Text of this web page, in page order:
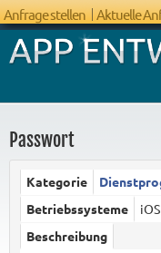
Anfrage stellen Aktuelle
Passwort
Kategorie
Betriebssysteme
iOS
Beschreibung